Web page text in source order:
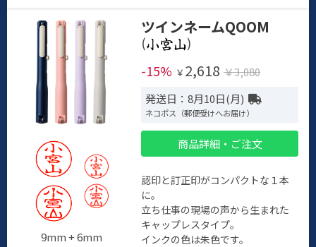
9mm + 6mm
ツインネームQOOM
(
)
-15% ￥ 2,618 ￥3,080
発送日：8月10日(月)
ネコポス（郵便受けへお届け）
商品詳細・ご注文
認印と訂正印がコンパクトな１本
に。
立ち仕事の現場の声から生まれた
キャップレスタイプ。
インクの色は朱色です。